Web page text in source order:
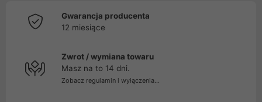
Gwarancja producenta
12 miesiące
Zwrot / wymiana towaru
Masz na to 14 dni.
Zobacz regulamin i wyłączenia...